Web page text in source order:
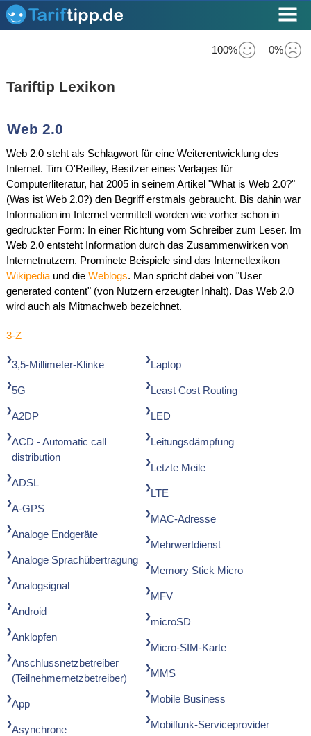
100% 0%
Tariftip Lexikon
Web 2.0
Web 2.0 steht als Schlagwort für eine Weiterentwicklung des
Internet. Tim O'Reilley, Besitzer eines Verlages für
Computerliteratur, hat 2005 in seinem Artikel "What is Web 2.0?"
(Was ist Web 2.0?) den Begriff erstmals gebraucht. Bis dahin war
Information im Internet vermittelt worden wie vorher schon in
gedruckter Form: In einer Richtung vom Schreiber zum Leser. Im
Web 2.0 entsteht Information durch das Zusammenwirken von
Internetnutzern. Prominete Beispiele sind das Internetlexikon
Wikipediaund die Weblogs. Man spricht dabei von "User
generated content" (von Nutzern erzeugter Inhalt). Das Web 2.0
wird auch als Mitmachweb bezeichnet.
3-Z
3,5-Millimeter-Klinke
5G
A2DP
ACD - Automatic call
distribution
ADSL
A-GPS
Analoge Endgeräte
Analoge Sprachübertragung
Analogsignal
Android
Anklopfen
Anschlussnetzbetreiber
(Teilnehmernetzbetreiber)
App
Asynchrone
Laptop
Least Cost Routing
LED
Leitungsdämpfung
Letzte Meile
LTE
MAC-Adresse
Mehrwertdienst
Memory Stick Micro
MFV
microSD
Micro-SIM-Karte
MMS
Mobile Business
Mobilfunk-Serviceprovider